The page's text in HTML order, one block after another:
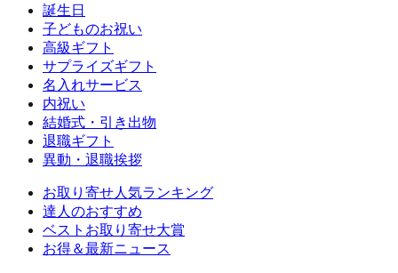
誕生日
子どものお祝い
高級ギフト
サプライズギフト
名入れサービス
内祝い
結婚式・引き出物
退職ギフト
異動・退職挨拶
お取り寄せ人気ランキング
達人のおすすめ
ベストお取り寄せ大賞
お得＆最新ニュース